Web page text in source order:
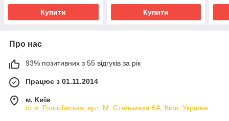
Купити Купити
Про нас
93% позитивних з 55 відгуків за рік
Працює з 01.11.2014
м. Київ
ст.м. Голосіївська, вул. М. Стельмаха 6А, Київ, Україна